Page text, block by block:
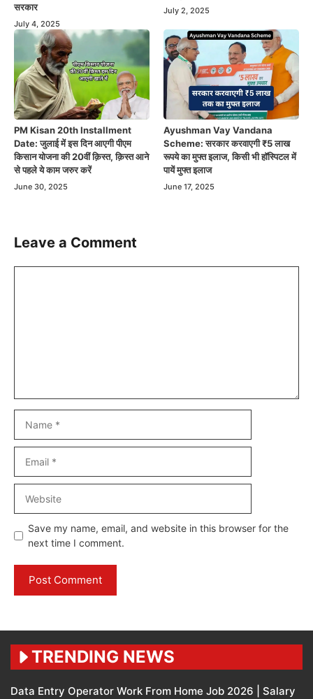
सरकार
July 4, 2025
July 2, 2025
PM Kisan 20th Installment
Date: जुलाई में इस दिन आएगी पीएम
किसान योजना की 20वीं क़िस्त, क़िस्त आने
से पहले ये काम जरुर करें
June 30, 2025
Ayushman Vay Vandana
Scheme: सरकार करवाएगी ₹5 लाख
रूपये का मुफ्त इलाज, किसी भी हॉस्पिटल में
पायें मुफ्त इलाज
June 17, 2025
Leave a Comment
Save my name, email, and website in this browser for the
next time I comment.
TRENDING NEWS
Data Entry Operator Work From Home Job 2026 | Salary